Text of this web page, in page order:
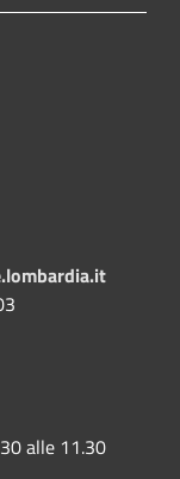
alle 11.30